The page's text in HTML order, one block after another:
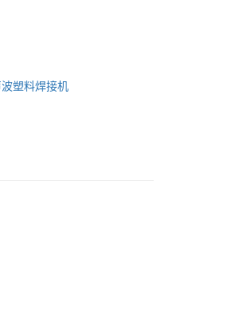
塑料焊接机